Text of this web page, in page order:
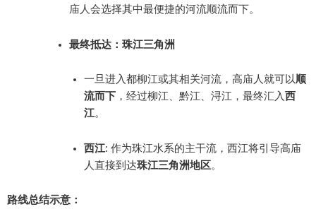
庙人会选择其中最便捷的河流顺流而下。
最终抵达：珠江三角洲
一旦进入都柳江或其相关河流，高庙人就可以顺
流而下 ，经过柳江、黔江、浔江，最终汇入西
江。
西江: 作为珠江水系的主干流，西江将引导高庙
人直接到达珠江三角洲地区 。
路线总结示意：